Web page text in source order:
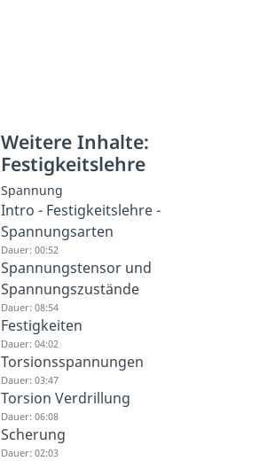
Weitere Inhalte:
Festigkeitslehre
Spannung
Intro - Festigkeitslehre -
Spannungsarten
Dauer: 00:52
Spannungstensor und
Spannungszustände
Dauer: 08:54
Festigkeiten
Dauer: 04:02
Torsionsspannungen
Dauer: 03:47
Torsion Verdrillung
Dauer: 06:08
Scherung
Dauer: 02:03